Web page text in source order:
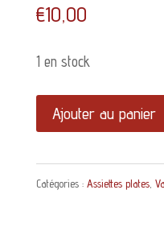
€10,00
1 en stock
quantité
de
Assiette
plate
Ajouter au panier
Catégories : Assiettes plates,